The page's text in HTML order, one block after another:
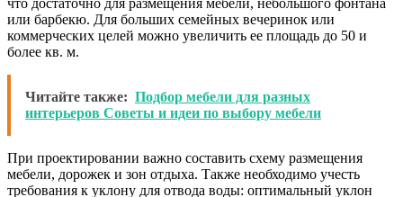
или барбекю. Для больших семейных вечеринок или
коммерческих целей можно увеличить ее площадь до 50 и
более кв. м.
Читайте также: Подбор мебели для разных
интерьеров Советы и идеи по выбору мебели
При проектировании важно составить схему размещения
мебели, дорожек и зон отдыха. Также необходимо учесть
требования к уклону для отвода воды: оптимальный уклон